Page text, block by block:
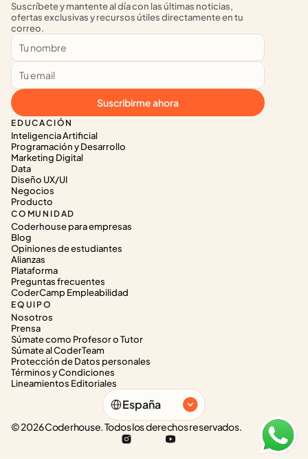
EDUCACIÓN
Inteligencia Artificial
Programación y Desarrollo
Marketing Digital
Data
Diseño UX/UI
Negocios
Producto
COMUNIDAD
Coderhouse para empresas
Blog
Opiniones de estudiantes
Alianzas
Plataforma
Preguntas frecuentes
CoderCamp Empleabilidad
EQUIPO
Nosotros
Prensa
Súmate como Profesor o Tutor
Súmate al CoderTeam
Protección de Datos personales
Términos y Condiciones
Lineamientos Editoriales
Suscríbete y mantente al día con las últimas noticias,
ofertas exclusivas y recursos útiles directamente en tu
correo.
Suscribirme ahora
Select Language
España
© 2026 Coderhouse. Todos los derechos reservados.